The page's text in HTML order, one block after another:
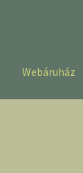
Webáruház